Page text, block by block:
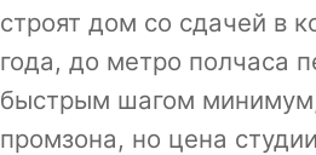
строят дом со сдачей в
года, до метро полчаса
быстрым шагом
промзона, но цена